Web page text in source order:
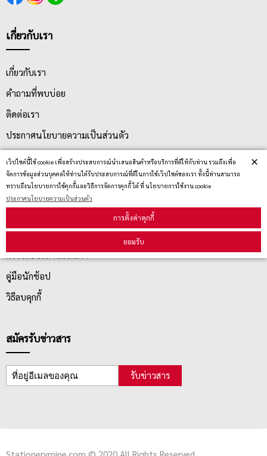
เว็ปไซต์นี้ใช้ cookie เพื่อสร้างประสบการณ์นำเสนอสินค้าหรือบริการที่ดีให้กับท่าน รวมถึงเพื่อ
จัดการข้อมูลส่วนบุคคลให้ท่านได้รับประสบการณ์ที่ดีในการใช้เว็ปไซต์ของเรา ทั้งนี้ท่านสามารถ
ทราบถึงนโยบายการใช้คุกกี้และวิธีการจัดการคุกกี้ ได้ ที่ นโยบายการใช้งาน cookie
ประกาศนโยบายความเป็นส่วนตัว
การตั้งค่าคุกกี้
ยอมรับ
×
เกี่ยวกับเรา
เกี่ยวกับเรา
คำถามที่พบบ่อย
ติดต่อเรา
ประกาศนโยบายความเป็นส่วนตัว
นโยบายการจัดส่ง
นโยบายการเปลี่ยน/คืน สินค้า
ตรวจสอบสถานะสินค้า
คู่มือนักช้อป
วิธีลบคุกกี้
สมัครรับข่าวสาร
รับข่าวสาร